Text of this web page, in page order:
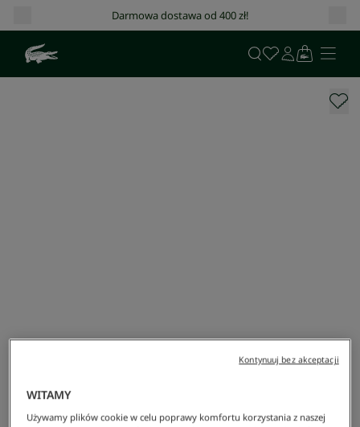
Darmowa dostawa od 400 zł!
WITAMY
Używamy plików cookie w celu poprawy komfortu korzystania z naszej
Kontynuuj bez akceptacji